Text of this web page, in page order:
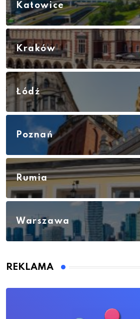
Katowice
Kraków
Łódź
Poznań
Rumia
Warszawa
REKLAMA